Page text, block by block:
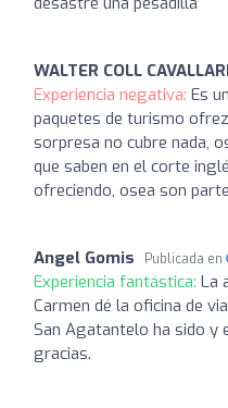
WALTER COLL
Experiencia negativa: Es
paquetes de turismo
sorpresa no cubre nada,
que saben en el corte
ofreciendo, osea son
Angel Gomis Publicada en
Experiencia fantástica: La
Carmen dé la oficina de
San Agatantelo ha sido y
gracias.